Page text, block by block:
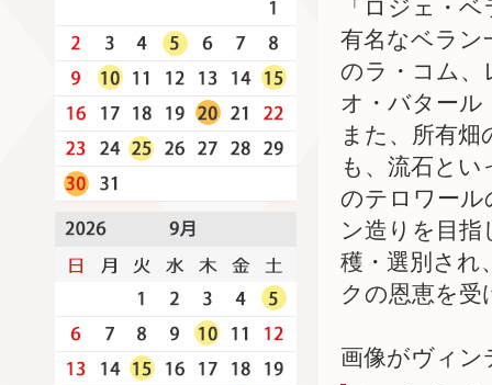
「ロジェ・
有名なベラン
のラ・コム、
オ・バタール
また、所有
も、流石と
のテロワール
ン造りを目
穫・選別され
クの恩恵を
画像がヴィン